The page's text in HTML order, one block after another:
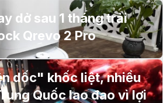
dở sau 1 tháng trải
Qrevo 2 Pro
dốc" khốc liệt, nhiều
Quốc lao đao vì lợi